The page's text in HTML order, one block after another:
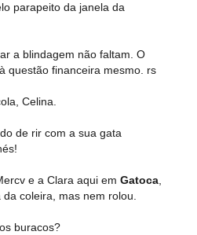
parapeito da janela da
a blindagem não faltam. O
questão financeira mesmo. rs
Celina.
de rir com a sua gata
e a Clara aqui em Gatoca,
coleira, mas nem rolou.
buracos?